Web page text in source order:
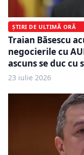
ȘTIRI DE ULTIMĂ ORĂ
Traian Băsescu
negocierile cu
ascuns se duc cu
23 iulie 2026